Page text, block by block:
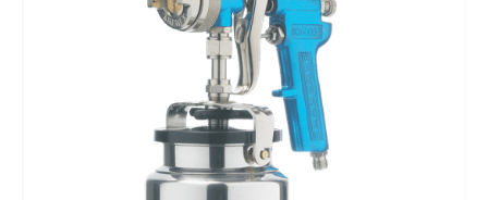
DISPONÍVEL APENAS PARA CPF
Na Eletrotrafo sua compra já vem com o imposto pago, e você
não precisa se preocupar em pagar o imposto de importação
quando seu pedido chegar, você ainda conta com a devolução
grátis em até 7 dias.